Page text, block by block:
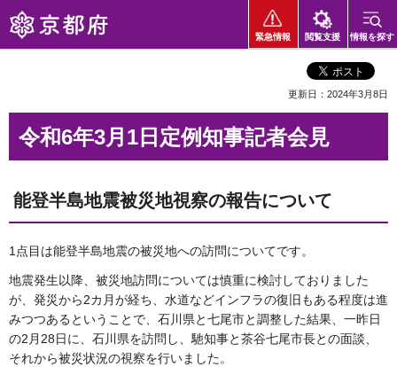
京都府
緊急情報 閲覧支援 情報を探す
更新日：2024年3月8日
令和6年3月1日定例知事記者会見
能登半島地震被災地視察の報告について
1点目は能登半島地震の被災地への訪問についてです。
地震発生以降、被災地訪問については慎重に検討しておりました
が、発災から2カ月が経ち、水道などインフラの復旧もある程度は進
みつつあるということで、石川県と七尾市と調整した結果、一昨日
の2月28日に、石川県を訪問し、馳知事と茶谷七尾市長との面談、
それから被災状況の視察を行いました。